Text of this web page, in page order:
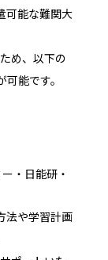
可能な難関大
め、以下の
能です。
・日能研・
法や学習計画